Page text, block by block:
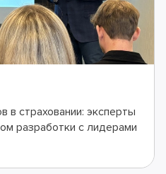
в страховании: эксперты
разработки с лидерами